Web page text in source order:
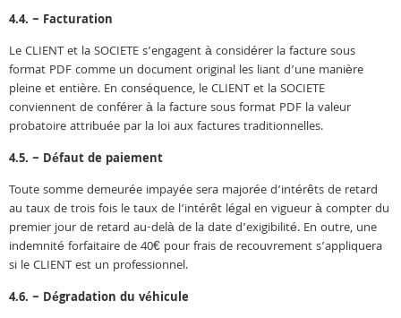
4.4. – Facturation
Le CLIENT et la SOCIETE s’engagent à considérer la facture sous
format PDF comme un document original les liant d’une manière
pleine et entière. En conséquence, le CLIENT et la SOCIETE
conviennent de conférer à la facture sous format PDF la valeur
probatoire attribuée par la loi aux factures traditionnelles.
4.5. – Défaut de paiement
Toute somme demeurée impayée sera majorée d’intérêts de retard
au taux de trois fois le taux de l’intérêt légal en vigueur à compter du
premier jour de retard au-delà de la date d’exigibilité. En outre, une
indemnité forfaitaire de 40€ pour frais de recouvrement s’appliquera
si le CLIENT est un professionnel.
4.6. – Dégradation du véhicule